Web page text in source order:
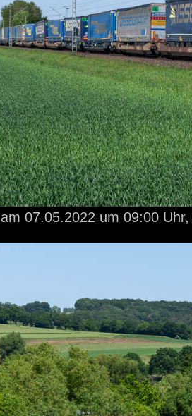
am 07.05.2022 um 09:00 Uhr,